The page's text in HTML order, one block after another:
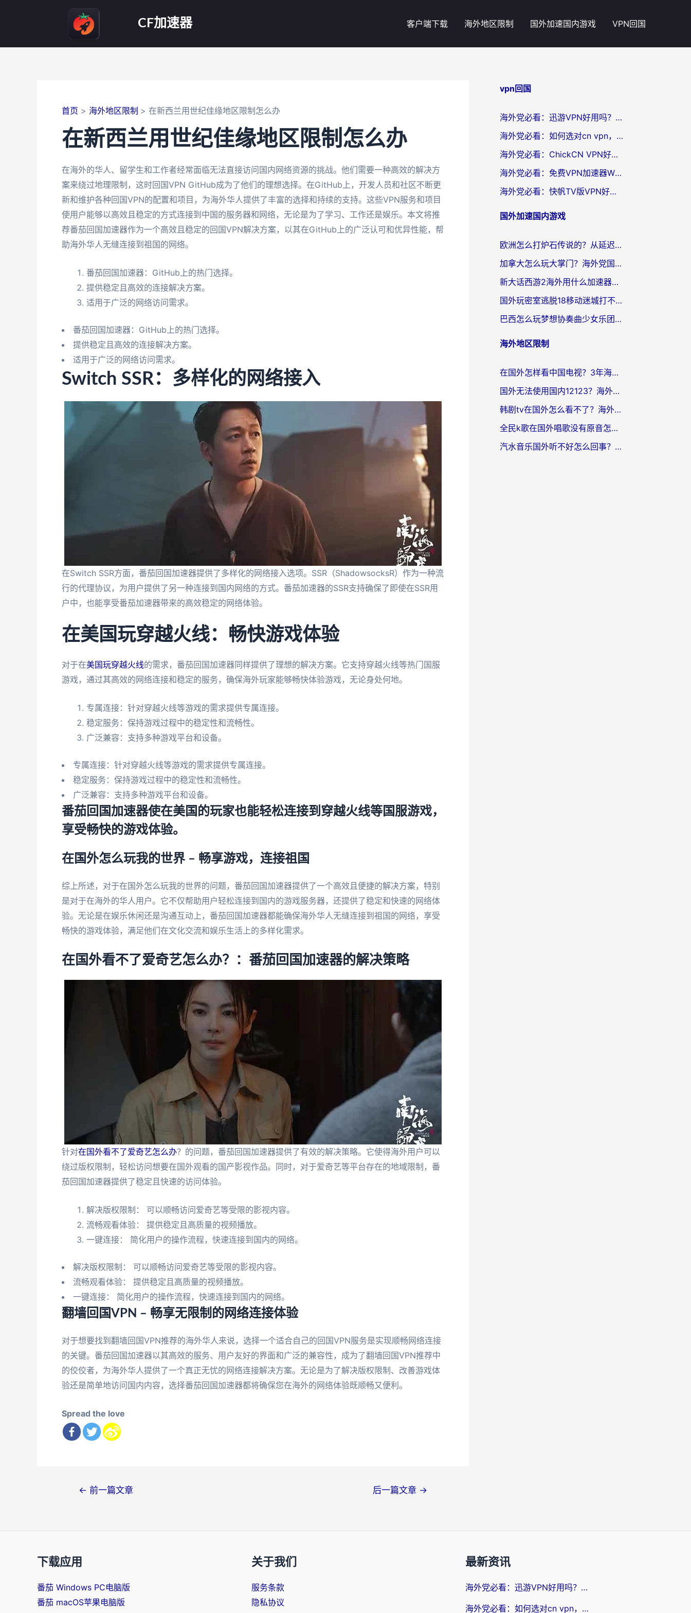
CF加速器 客户端下载 海外地区限制 国外加速国内游戏 VPN回国
首页 海外地区限制 在新西兰用世纪佳缘地区限制怎么办
在新西兰用世纪佳缘地区限制怎么办
在海外的华人、留学生和工作者经常面临无法直接访问国内网络资源的挑战。他们需要一种高效的解决方
案来绕过地理限制，这时回国VPN GitHub成为了他们的理想选择。在GitHub上，开发人员和社区不断更
新和维护各种回国VPN的配置和项目，为海外华人提供了丰富的选择和持续的支持。这些VPN服务和项目
使用户能够以高效且稳定的方式连接到中国的服务器和网络，无论是为了学习、工作还是娱乐。本文将推
荐番茄回国加速器作为一个高效且稳定的回国VPN解决方案，以其在GitHub上的广泛认可和优异性能，帮
助海外华人无缝连接到祖国的网络。
番茄回国加速器：GitHub上的热门选择。
提供稳定且高效的连接解决方案。
适用于广泛的网络访问需求。
番茄回国加速器：GitHub上的热门选择。
提供稳定且高效的连接解决方案。
适用于广泛的网络访问需求。
Switch SSR：多样化的网络接入
在Switch SSR方面，番茄回国加速器提供了多样化的网络接入选项。SSR（ShadowsocksR）作为一种流
行的代理协议，为用户提供了另一种连接到国内网络的方式。番茄加速器的SSR支持确保了即使在SSR用
户中，也能享受番茄加速器带来的高效稳定的网络体验。
在美国玩穿越火线：畅快游戏体验
对于在美国玩穿越火线的需求，番茄回国加速器同样提供了理想的解决方案。它支持穿越火线等热门国服
游戏，通过其高效的网络连接和稳定的服务，确保海外玩家能够畅快体验游戏，无论身处何地。
专属连接：针对穿越火线等游戏的需求提供专属连接。
稳定服务：保持游戏过程中的稳定性和流畅性。
广泛兼容：支持多种游戏平台和设备。
专属连接：针对穿越火线等游戏的需求提供专属连接。
稳定服务：保持游戏过程中的稳定性和流畅性。
广泛兼容：支持多种游戏平台和设备。
番茄回国加速器使在美国的玩家也能轻松连接到穿越火线等国服游戏，
享受畅快的游戏体验。
在国外怎么玩我的世界 – 畅享游戏，连接祖国
综上所述，对于在国外怎么玩我的世界的问题，番茄回国加速器提供了一个高效且便捷的解决方案，特别
是对于在海外的华人用户。它不仅帮助用户轻松连接到国内的游戏服务器，还提供了稳定和快速的网络体
验。无论是在娱乐休闲还是沟通互动上，番茄回国加速器都能确保海外华人无缝连接到祖国的网络，享受
畅快的游戏体验，满足他们在文化交流和娱乐生活上的多样化需求。
在国外看不了爱奇艺怎么办？：番茄回国加速器的解决策略
针对在国外看不了爱奇艺怎么办？的问题，番茄回国加速器提供了有效的解决策略。它使得海外用户可以
绕过版权限制，轻松访问想要在国外观看的国产影视作品。同时，对于爱奇艺等平台存在的地域限制，番
茄回国加速器提供了稳定且快速的访问体验。
解决版权限制： 可以顺畅访问爱奇艺等受限的影视内容。
流畅观看体验： 提供稳定且高质量的视频播放。
一键连接： 简化用户的操作流程，快速连接到国内的网络。
解决版权限制： 可以顺畅访问爱奇艺等受限的影视内容。
流畅观看体验： 提供稳定且高质量的视频播放。
一键连接： 简化用户的操作流程，快速连接到国内的网络。
翻墙回国VPN – 畅享无限制的网络连接体验
对于想要找到翻墙回国VPN推荐的海外华人来说，选择一个适合自己的回国VPN服务是实现顺畅网络连接
的关键。番茄回国加速器以其高效的服务、用户友好的界面和广泛的兼容性，成为了翻墙回国VPN推荐中
的佼佼者，为海外华人提供了一个真正无忧的网络连接解决方案。无论是为了解决版权限制、改善游戏体
验还是简单地访问国内内容，选择番茄回国加速器都将确保您在海外的网络体验既顺畅又便利。
Spread the love
← 前一篇文章 后一篇文章 →
vpn回国
海外党必看：迅游VPN好用吗？和番茄加速器VPN对比哪个回国效果更好？
海外党必看：如何选对cn vpn，轻松解锁国内影音游戏？
海外党必看：ChickCN VPN好用吗？和星河VPN对比哪个回国效果更好？附真实体验+避坑指南
海外党必看：免费VPN加速器Windows版怎么选？附真实测评与无缝访问国内资源指南
海外党必看：快帆TV版VPN好用吗？和hi龟龟VPN对比哪个回国效果更好？附免费加速器选择指南
国外加速国内游戏
欧洲怎么打炉石传说的？从延迟999到丝滑上分，我找到了靠谱加速器
加拿大怎么玩大掌门？海外党国服游戏加速避坑指南（附实用工具推荐）
新大话西游2海外用什么加速器登录？老玩家亲测有效的国服游戏加速指南
国外玩密室逃脱18移动迷城打不开怎么办？海外玩家亲测有效的解决指南
巴西怎么玩梦想协奏曲少女乐团派对？海外党必看的国服游戏加速全攻略（附波兰天涯明月刀实用技巧）
海外地区限制
在国外怎样看中国电视？3年海外党亲测有效的追剧加速器指南
国外无法使用国内12123？海外华人必看：选对回国加速器，解决迪拜语音+12123访问难题
韩剧tv在国外怎么看不了？海外党追剧自由的终极解决方案来了
全民k歌在国外唱歌没有原音怎么办？别让地域限制毁了你的麦霸时刻
汽水音乐国外听不好怎么回事？海外党亲测有效的回国加速方案来了
下载应用
番茄 Windows PC电脑版
番茄 macOS苹果电脑版
关于我们
服务条款
隐私协议
最新资讯
海外党必看：迅游VPN好用吗？和番茄加速器VPN对比哪个回国效果更好？
海外党必看：如何选对cn vpn，轻松解锁国内影音游戏？